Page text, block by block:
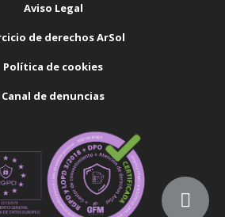
Aviso Legal
de derechos ArSol
Política de cookies
Canal de denuncias